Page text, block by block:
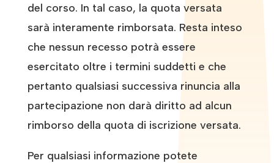
del corso. In tal caso, la quota versata
sarà interamente rimborsata. Resta inteso
che nessun recesso potrà essere
esercitato oltre i termini suddetti e che
pertanto qualsiasi successiva rinuncia alla
partecipazione non darà diritto ad alcun
rimborso della quota di iscrizione versata.
Per qualsiasi informazione potete